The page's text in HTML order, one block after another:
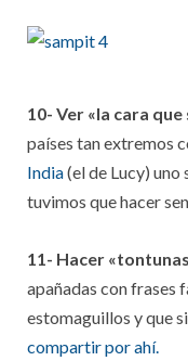
10- Ver «la cara
países tan extremos
India(el de Lucy) uno
tuvimos que hacer
11- Hacer
apañadas con frases
estomaguillos y que
compartir por ahí.